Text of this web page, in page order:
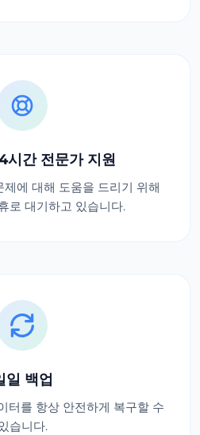
시간 전문가 지원
에 대해 도움을 드리기 위해
로 대기하고 있습니다.
일 백업
터를 항상 안전하게 복구할 수
습니다.